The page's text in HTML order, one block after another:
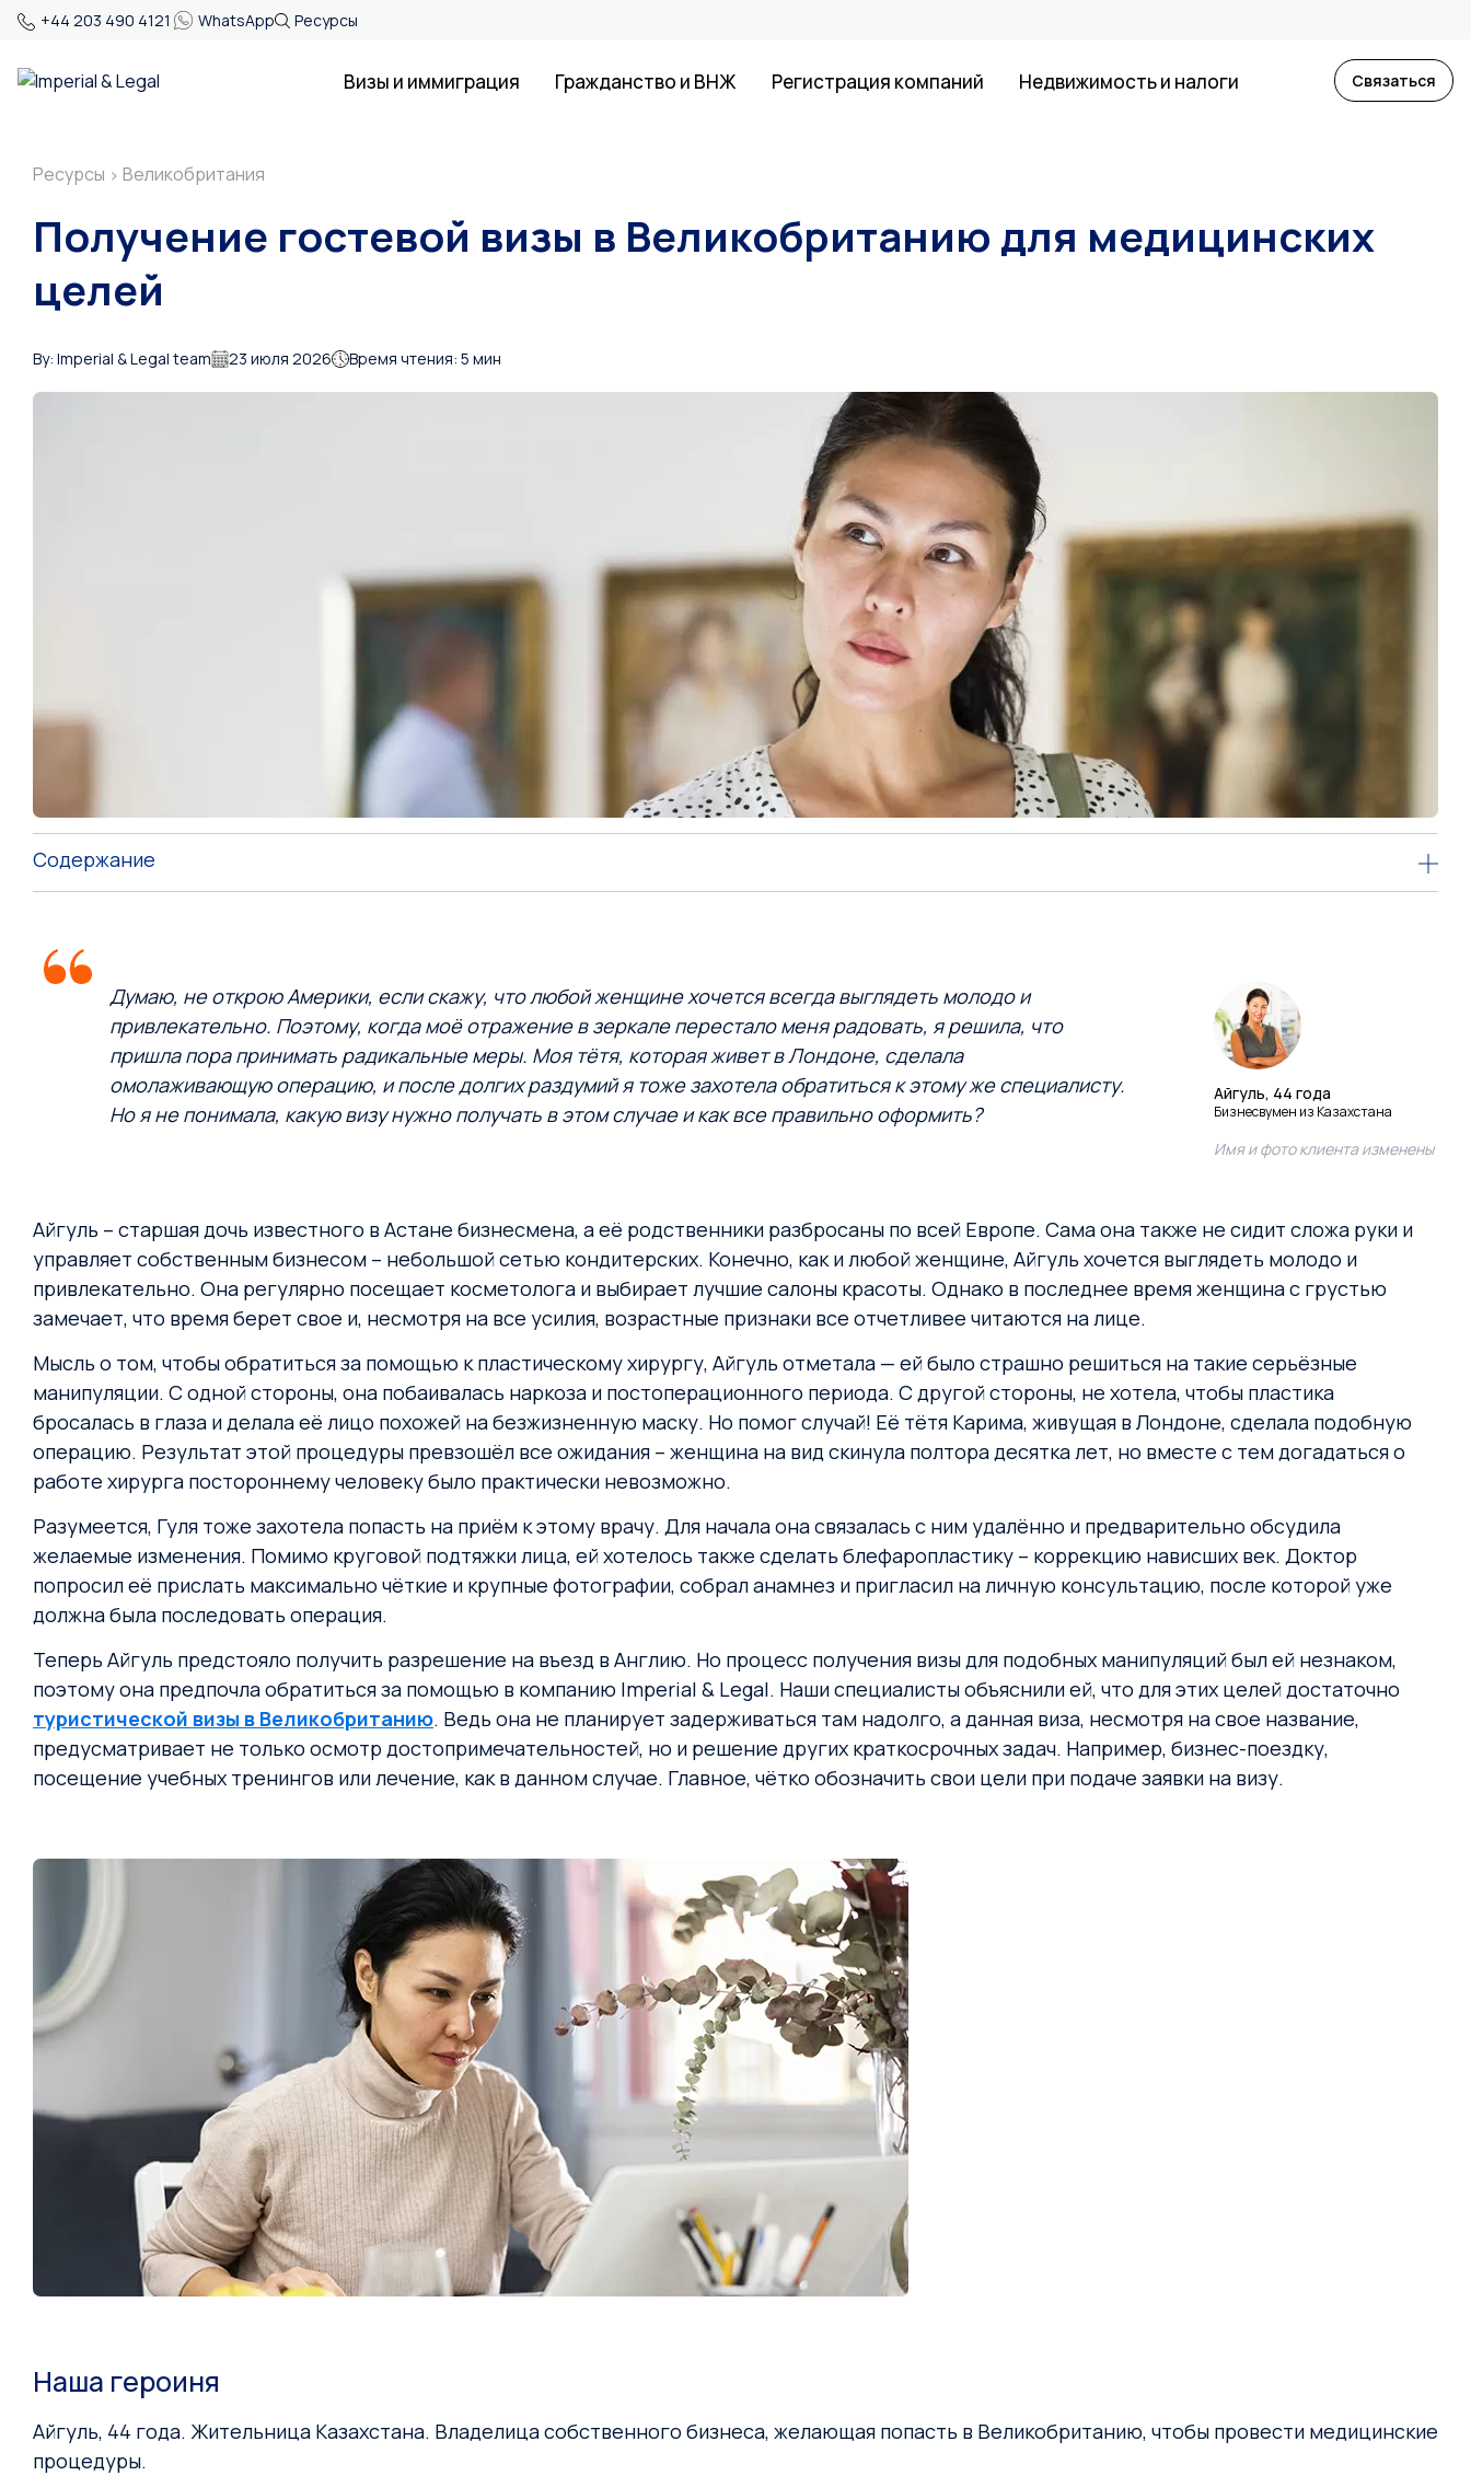
+44 203 490 4121 WhatsApp Ресурсы
Визы и иммиграция Гражданство и ВНЖ Регистрация компаний Недвижимость и налоги Связаться
Ресурсы > Великобритания
Получение гостевой визы в Великобританию для медицинских
целей
By: Imperial & Legal team 23 июля 2026 Время чтения: 5 мин
Содержание
Думаю, не открою Америки, если скажу, что любой женщине хочется всегда выглядеть молодо и
привлекательно. Поэтому, когда моё отражение в зеркале перестало меня радовать, я решила, что
пришла пора принимать радикальные меры. Моя тётя, которая живет в Лондоне, сделала
омолаживающую операцию, и после долгих раздумий я тоже захотела обратиться к этому же специалисту.
Но я не понимала, какую визу нужно получать в этом случае и как все правильно оформить?
Айгуль, 44 года
Бизнесвумен из Казахстана
Имя и фото клиента изменены
Айгуль – старшая дочь известного в Астане бизнесмена, а её родственники разбросаны по всей Европе. Сама она также не сидит сложа руки и
управляет собственным бизнесом – небольшой сетью кондитерских. Конечно, как и любой женщине, Айгуль хочется выглядеть молодо и
привлекательно. Она регулярно посещает косметолога и выбирает лучшие салоны красоты. Однако в последнее время женщина с грустью
замечает, что время берет свое и, несмотря на все усилия, возрастные признаки все отчетливее читаются на лице.
Мысль о том, чтобы обратиться за помощью к пластическому хирургу, Айгуль отметала — ей было страшно решиться на такие серьёзные
манипуляции. С одной стороны, она побаивалась наркоза и постоперационного периода. С другой стороны, не хотела, чтобы пластика
бросалась в глаза и делала её лицо похожей на безжизненную маску. Но помог случай! Её тётя Карима, живущая в Лондоне, сделала подобную
операцию. Результат этой процедуры превзошёл все ожидания – женщина на вид скинула полтора десятка лет, но вместе с тем догадаться о
работе хирурга постороннему человеку было практически невозможно.
Разумеется, Гуля тоже захотела попасть на приём к этому врачу. Для начала она связалась с ним удалённо и предварительно обсудила
желаемые изменения. Помимо круговой подтяжки лица, ей хотелось также сделать блефаропластику – коррекцию нависших век. Доктор
попросил её прислать максимально чёткие и крупные фотографии, собрал анамнез и пригласил на личную консультацию, после которой уже
должна была последовать операция.
Теперь Айгуль предстояло получить разрешение на въезд в Англию. Но процесс получения визы для подобных манипуляций был ей незнаком,
поэтому она предпочла обратиться за помощью в компанию Imperial & Legal. Наши специалисты объяснили ей, что для этих целей достаточно
туристической визы в Великобританию. Ведь она не планирует задерживаться там надолго, а данная виза, несмотря на свое название,
предусматривает не только осмотр достопримечательностей, но и решение других краткосрочных задач. Например, бизнес-поездку,
посещение учебных тренингов или лечение, как в данном случае. Главное, чётко обозначить свои цели при подаче заявки на визу.
Наша героиня
Айгуль, 44 года. Жительница Казахстана. Владелица собственного бизнеса, желающая попасть в Великобританию, чтобы провести медицинские
процедуры.